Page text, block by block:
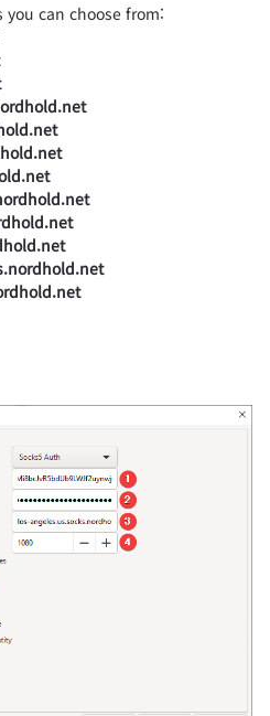
you can choose from: